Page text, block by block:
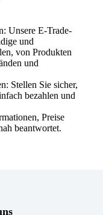
Unsere E-Trade-
und
von Produkten
und
Stellen Sie sicher,
bezahlen und
Preise
beantwortet.